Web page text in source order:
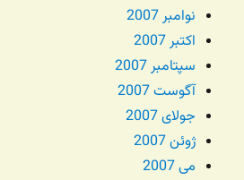
نوامبر 2007
اکتبر 2007
سپتامبر 2007
آگوست 2007
جولای 2007
ژوئن 2007
می 2007